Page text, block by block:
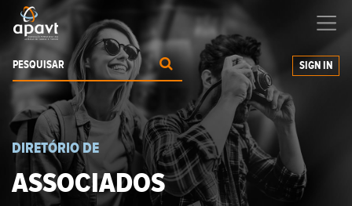
a expandir os seus negócios
SIGN IN
DIRETÓRIO DE
ASSOCIADOS